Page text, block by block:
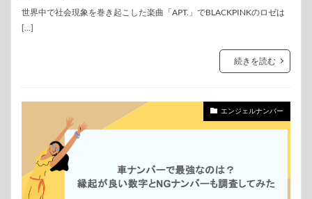
世界中で社会現象を巻き起こした楽曲「APT.」でBLACKPINKのロゼは
[…]
続きを読む
エンジェルナンバー